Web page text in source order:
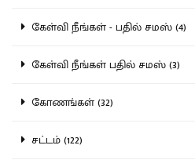
கேள்வி நீங்கள் - பதில் சமஸ் (4)
கேள்வி நீங்கள் பதில் சமஸ் (3)
கோணங்கள் (32)
சட்டம் (122)